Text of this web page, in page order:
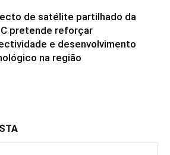
de satélite partilhado da
pretende reforçar
e desenvolvimento
na região